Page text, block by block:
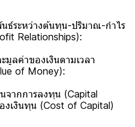
ระหว่างต้นทุน-ปริมาณ-กำไร
Relationships):
ค่าของเงินตามเวลา
of Money):
กการลงทุน (Capital
เงินทุน (Cost of Capital)